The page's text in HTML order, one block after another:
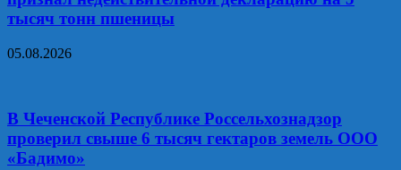
тысяч тонн пшеницы
05.08.2026
В Чеченской Республике Россельхознадзор
проверил свыше 6 тысяч гектаров земель ООО
«Бадимо»